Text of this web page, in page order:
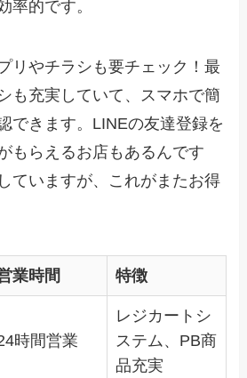
率的です。
リやチラシも要チェック！最
も充実していて、スマホで簡
できます。LINEの友達登録を
もらえるお店もあるんです
ていますが、これがまたお得
業時間 特徴
時間営業
レジカートシ
ステム、PB商
品充実